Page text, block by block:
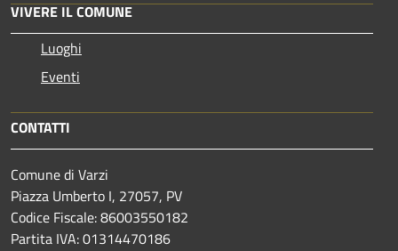
VIVERE IL COMUNE
Luoghi
Eventi
CONTATTI
Comune di Varzi
Piazza Umberto I, 27057, PV
Codice Fiscale: 86003550182
Partita IVA: 01314470186